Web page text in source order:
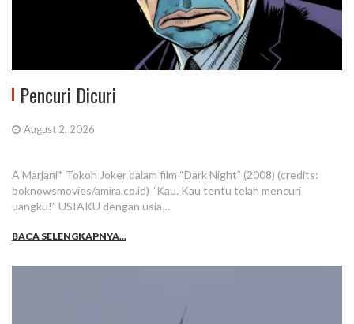
Pencuri Dicuri
August 2, 2026
A Marjani* Tokoh Joker dalam film “Dark Night” (2008) (credits:
boknowsmovies/amira.co.id) “Kau. Kau tentu telah mencuri
uangku!” USIAKU dengan usia…
BACA SELENGKAPNYA...